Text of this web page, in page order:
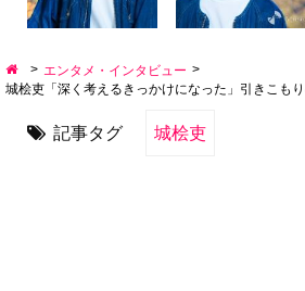
> エンタメ・インタビュー >
城桧吏「深く考えるきっかけになった」引きこも
記事タグ 城桧吏